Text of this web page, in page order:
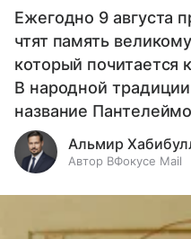
Ежегодно 9 августа
чтят память
который почитается
В народной
название
Альмир
Автор ВФокусе Mail